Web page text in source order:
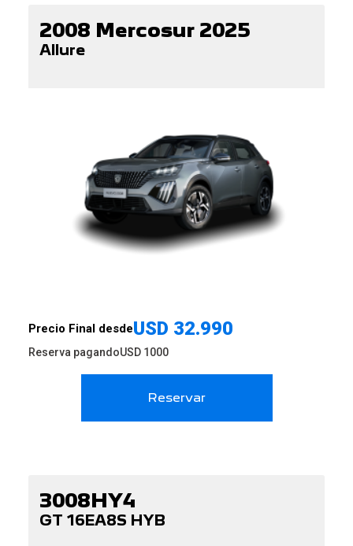
2008 Mercosur 2025
Allure
Precio Final desdeUSD 32.990
Reserva pagandoUSD 1000
Reservar
3008HY4
GT 16EA8S HYB